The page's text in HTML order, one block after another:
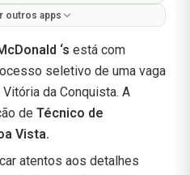
outros apps
‘s está com
seletivo de uma vaga
da Conquista. A
de Técnico de
Vista.
atentos aos detalhes